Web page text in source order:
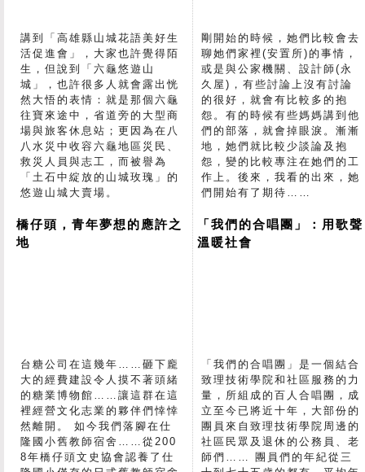
講到「高雄縣山城花語美好生
活促進會」，大家也許覺得陌
生，但說到「六龜悠遊山
城」，也許很多人就會露出恍
然大悟的表情：就是那個六龜
往寶來途中，省道旁的大型商
場與旅客休息站；更因為在八
八水災中收容六龜地區災民、
救災人員與志工，而被譽為
「土石中綻放的山城玫瑰」的
悠遊山城大賣場。
剛開始的時候，她們比較會去
聊她們家裡(安置所)的事情，
或是與公家機關、設計師(永
久屋)，有些討論上沒有討論
的很好，就會有比較多的抱
怨。有的時候有些媽媽講到他
們的部落，就會掉眼淚。漸漸
地，她們就比較少談論及抱
怨，變的比較專注在她們的工
作上。後來，我看的出來，她
們開始有了期待……
橋仔頭，青年夢想的應許之
地
台糖公司在這幾年……砸下龐
大的經費建設令人摸不著頭緒
的糖業博物館……讓這群在這
裡經營文化志業的夥伴們悻悻
然離開。 如今我們落腳在仕
隆國小舊教師宿舍……從200
8年橋仔頭文史協會認養了仕
「我們的合唱團」：用歌聲
溫暖社會
「我們的合唱團」是一個結合
致理技術學院和社區服務的力
量，所組成的百人合唱團，成
立至今已將近十年，大部份的
團員來自致理技術學院周邊的
社區民眾及退休的公務員、老
師們…… 團員們的年紀從三